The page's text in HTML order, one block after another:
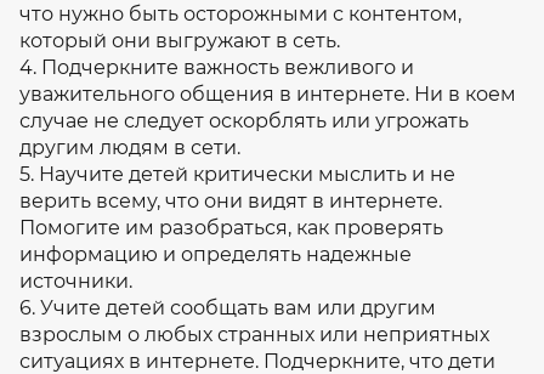
что нужно быть осторожными с контентом,
который они выгружают в сеть.
4. Подчеркните важность вежливого и
уважительного общения в интернете. Ни в коем
случае не следует оскорблять или угрожать
другим людям в сети.
5. Научите детей критически мыслить и не
верить всему, что они видят в интернете.
Помогите им разобраться, как проверять
информацию и определять надежные
источники.
6. Учите детей сообщать вам или другим
взрослым о любых странных или неприятных
ситуациях в интернете. Подчеркните, что дети